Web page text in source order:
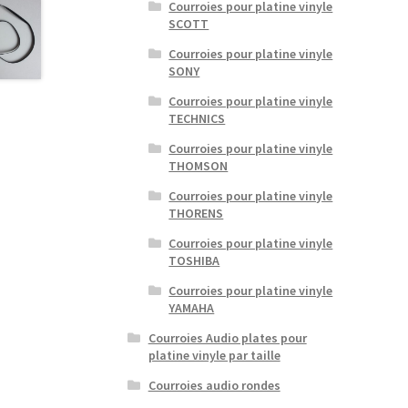
Courroies pour platine vinyle
SCOTT
Courroies pour platine vinyle
SONY
Courroies pour platine vinyle
TECHNICS
Courroies pour platine vinyle
THOMSON
Courroies pour platine vinyle
THORENS
Courroies pour platine vinyle
TOSHIBA
Courroies pour platine vinyle
YAMAHA
Courroies Audio plates pour
platine vinyle par taille
Courroies audio rondes